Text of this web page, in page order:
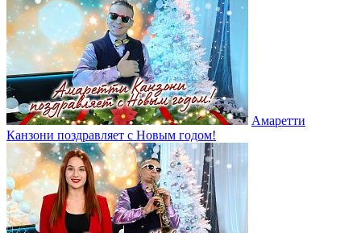
Амаретти
Канзони поздравляет с Новым годом!